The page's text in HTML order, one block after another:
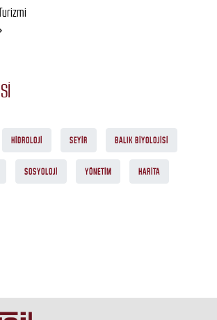
HIDROLOJI SEYIR BALIK BIYOLOJISI
SOSYOLOJI YÖNETIM HARITA